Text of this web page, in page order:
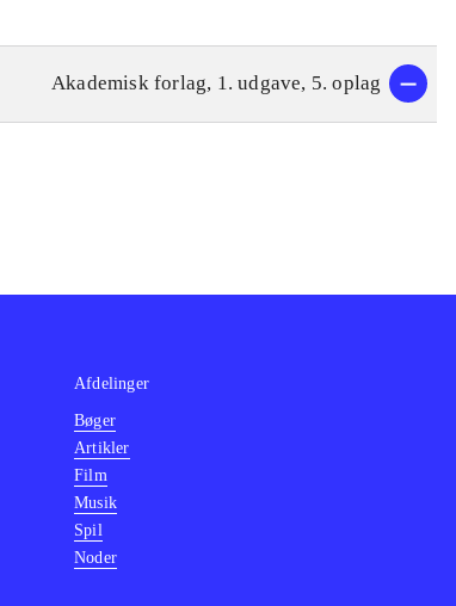
Akademisk forlag, 1. udgave, 5. oplag
Afdelinger
Bøger
Artikler
Film
Musik
Spil
Noder